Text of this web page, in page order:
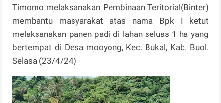
Timomo melaksanakan Pembinaan Teritorial(Binter)
membantu masyarakat atas nama Bpk I ketut
melaksanakan panen padi di lahan seluas 1 ha yang
bertempat di Desa mooyong, Kec. Bukal, Kab. Buol.
Selasa (23/4/24)